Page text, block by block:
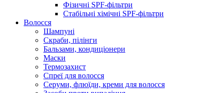
Фізичні SPF-фільтри
Стабільні хімічні SPF-фільтри
Волосся
Шампуні
Скраби, пілінги
Бальзами, кондиціонери
Маски
Термозахист
Спреї для волосся
Серуми, флюїди, креми для волосся